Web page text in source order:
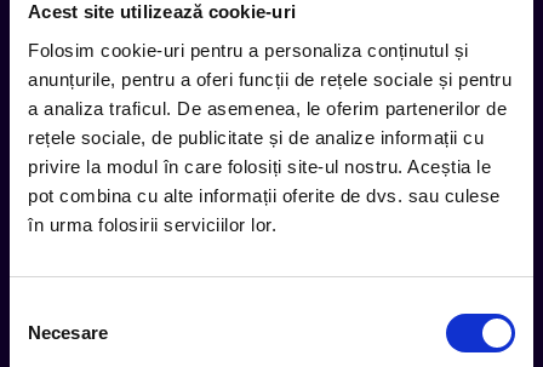
Acest site utilizează cookie-uri
Folosim cookie-uri pentru a personaliza conținutul și
anunțurile, pentru a oferi funcții de rețele sociale și pentru
a analiza traficul. De asemenea, le oferim partenerilor de
rețele sociale, de publicitate și de analize informații cu
privire la modul în care folosiți site-ul nostru. Aceștia le
pot combina cu alte informații oferite de dvs. sau culese
în urma folosirii serviciilor lor.
consimțământului
Necesare
Tot ce te intereseaza, direct in
inbox.
Aboneaza-te la newsletter-ul nostru, fii primul la care ajung
evenimentele noi.